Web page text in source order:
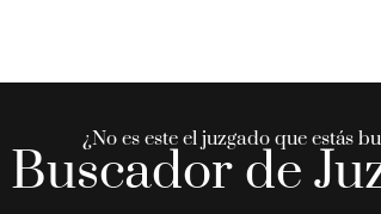
¿No es este el juzgado que estás
Buscador de